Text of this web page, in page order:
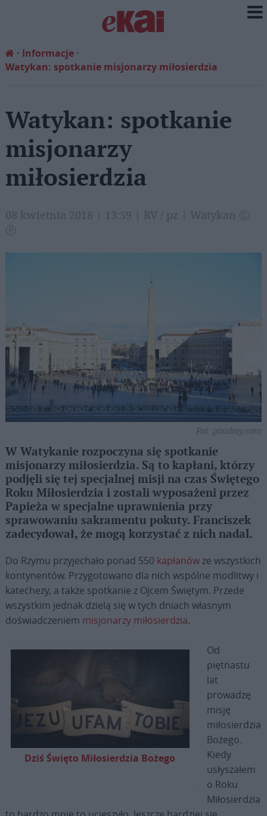
Informacje
Watykan: spotkanie misjonarzy miłosierdzia
Watykan: spotkanie
misjonarzy
miłosierdzia
08 kwietnia 2018 | 13:59 | RV / pz | Watykan Ⓒ
Ⓟ
Fot. pixabay.com
W Watykanie rozpoczyna się spotkanie
misjonarzy miłosierdzia. Są to kapłani, którzy
podjęli się tej specjalnej misji na czas Świętego
Roku Miłosierdzia i zostali wyposażeni przez
Papieża w specjalne uprawnienia przy
sprawowaniu sakramentu pokuty. Franciszek
zadecydował, że mogą korzystać z nich nadal.
Do Rzymu przyjechało ponad 550 kapłanówze wszystkich
kontynentów. Przygotowano dla nich wspólne modlitwy i
katechezy, a także spotkanie z Ojcem Świętym. Przede
wszystkim jednak dzielą się w tych dniach własnym
doświadczeniem misjonarzy miłosierdzia.
Dziś Święto Miłosierdzia Bożego
Od
piętnastu
lat
prowadzę
misję
miłosierdzia
Bożego.
Kiedy
usłyszałem
o Roku
Miłosierdzia